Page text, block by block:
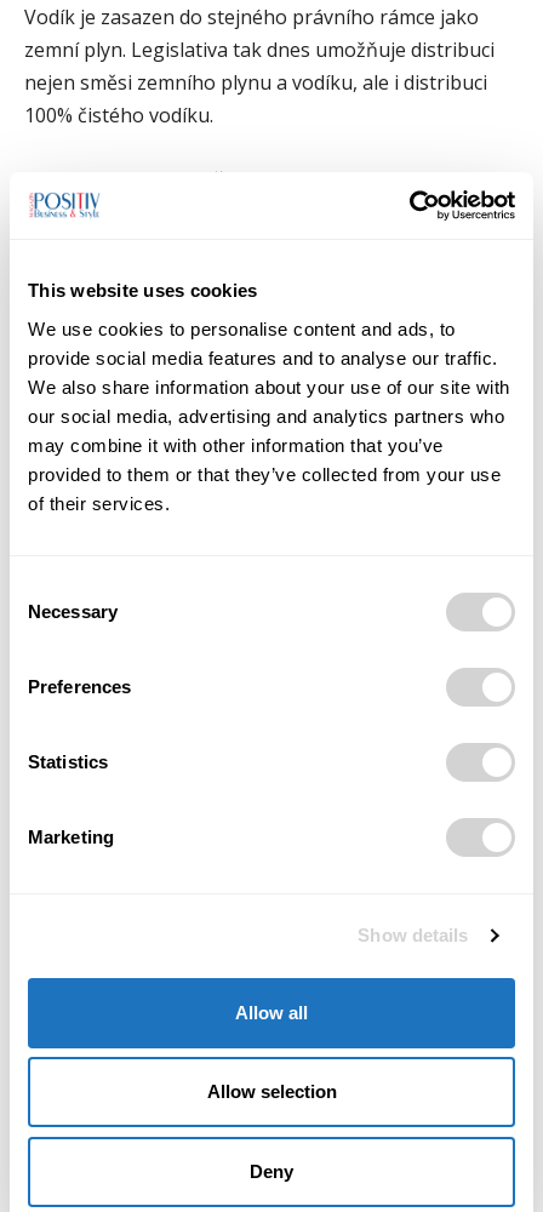
This website uses cookies
We use cookies to personalise content and ads, to
provide social media features and to analyse our traffic.
We also share information about your use of our site with
our social media, advertising and analytics partners who
may combine it with other information that you’ve
provided to them or that they’ve collected from your use
of their services.
Selection
Necessary
Preferences
Statistics
Marketing
Show details
Allow all
Allow selection
Deny
Vodík je zasazen do stejného právního rámce jako
zemní plyn. Legislativa tak dnes umožňuje distribuci
nejen směsi zemního plynu a vodíku, ale i distribuci
100% čistého vodíku.
Budoucí význam a klíčovou roli vodíku potvrdila na
svém červencovém jednání také vláda ČR, když
dokumentu jasně vyplývá, že vodík bude mít přínos
celou tuzemskou ekonomiku a společnost.
Celý článek včetně anglického překladu čtěte v
magazínu POSITIV Business & Style 3/2024zde
Česko jako klíčový hráč v
Plynárníci jednali o výstavbě
evropských vodíkových
Další článek
Jak bude vypadat nová
rozhovorům, příběhům osobností a tématům, která propojují
byznys, společnost a lidský rozměr podnikání.